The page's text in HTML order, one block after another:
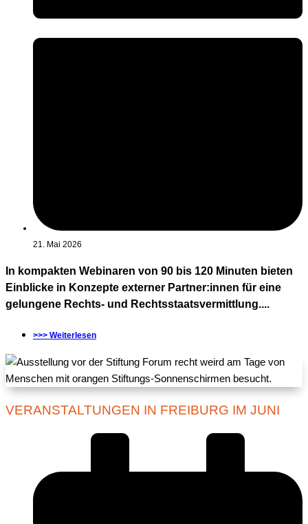
21. Mai 2026
In kompakten Webinaren von 90 bis 120 Minuten bieten
Einblicke in Konzepte externer Partner:innen für eine
gelungene Rechts- und Rechtsstaatsvermittlung....
>>> Weiterlesen
VERANSTALTUNGEN IN FREIBURG IM JUNI